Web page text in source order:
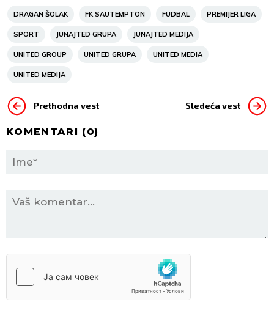
DRAGAN ŠOLAK FK SAUTEMPTON FUDBAL PREMIJER LIGA
SPORT JUNAJTED GRUPA JUNAJTED MEDIJA
UNITED GROUP UNITED GRUPA UNITED MEDIA
UNITED MEDIJA
Prethodna vest Sledeća vest
KOMENTARI (0)